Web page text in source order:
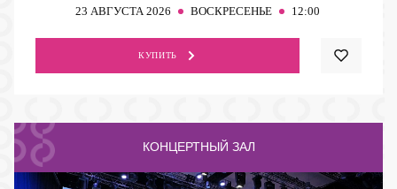
23 АВГУСТА 2026 ВОСКРЕСЕНЬЕ 12:00
КУПИТЬ
КОНЦЕРТНЫЙ ЗАЛ